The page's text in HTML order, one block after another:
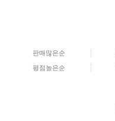
판매많은순
평점높은순